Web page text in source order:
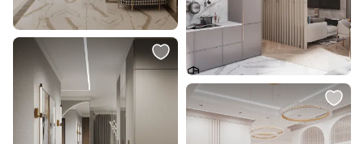
В корзину